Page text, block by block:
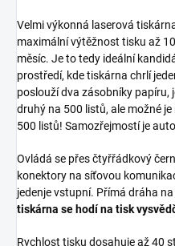
Velmi výkonná laserová
maximální výtěžnost tisku až
měsíc. Je to tedy ideální
prostředí, kde tiskárna chrlí
poslouží dva zásobníky papíru,
druhý na 500 listů, ale možné
500 listů! Samozřejmostí je
Ovládá se přes čtyřřádkový
konektory na síťovou
jedenje vstupní. Přímá dráha
tiskárna se hodí na tisk
Rychlost tisku dosahuje až 40